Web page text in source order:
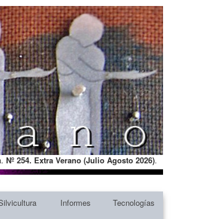
Nº 254. Extra Verano (Julio Agosto 2026).
Informes
Tecnologías